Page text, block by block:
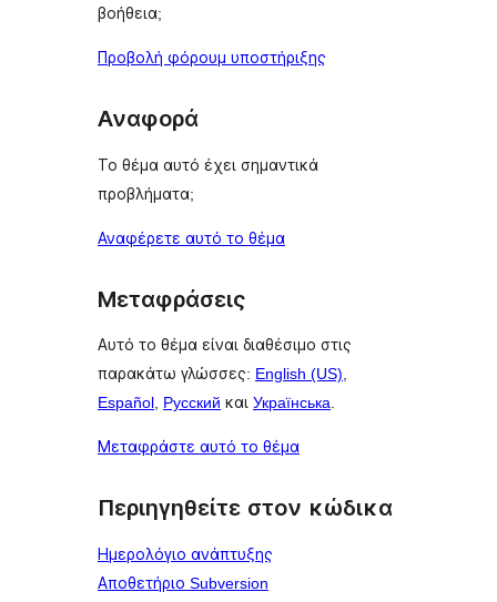
βοήθεια;
Προβολή φόρουμ υποστήριξης
Αναφορά
Το θέμα αυτό έχει σημαντικά
προβλήματα;
Αναφέρετε αυτό το θέμα
Μεταφράσεις
Αυτό το θέμα είναι διαθέσιμο στις
παρακάτω γλώσσες: English (US),
Español, Русский και Українська.
Μεταφράστε αυτό το θέμα
Περιηγηθείτε στον κώδικα
Ημερολόγιο ανάπτυξης
Αποθετήριο Subversion